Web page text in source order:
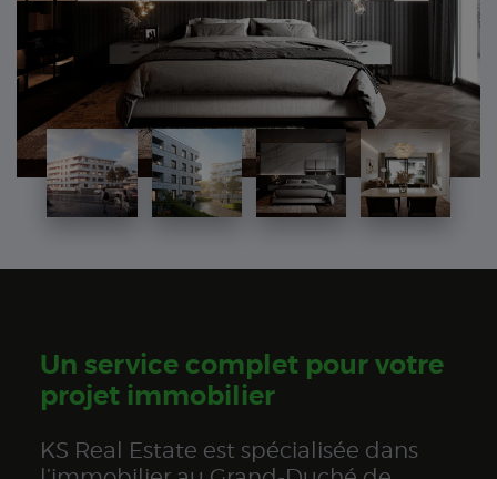
Un service complet pour votre
projet immobilier
KS Real Estate est spécialisée dans